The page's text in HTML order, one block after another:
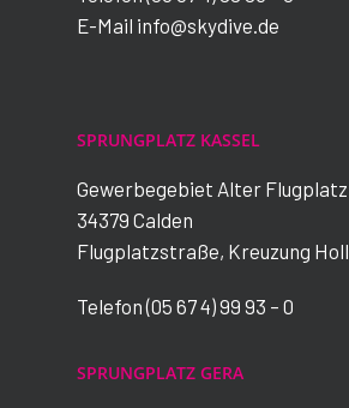
E-Mail info@skydive.de
SPRUNGPLATZ KASSEL
Gewerbegebiet Alter Flugplatz
34379 Calden
Flugplatzstraße, Kreuzung
Telefon (05 67 4) 99 93 – 0
SPRUNGPLATZ GERA